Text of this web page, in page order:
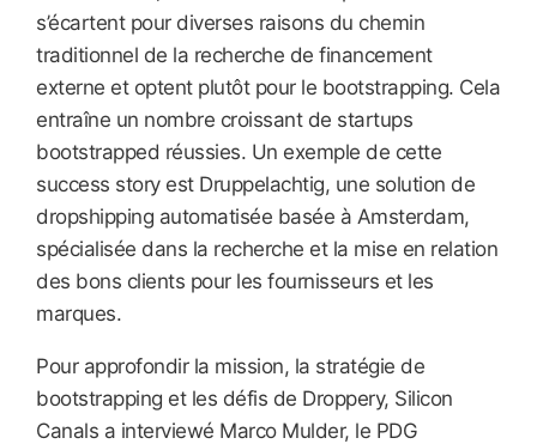
s’écartent pour diverses raisons du chemin
traditionnel de la recherche de financement
externe et optent plutôt pour le bootstrapping. Cela
entraîne un nombre croissant de startups
bootstrapped réussies. Un exemple de cette
success story est Druppelachtig, une solution de
dropshipping automatisée basée à Amsterdam,
spécialisée dans la recherche et la mise en relation
des bons clients pour les fournisseurs et les
marques.
Pour approfondir la mission, la stratégie de
bootstrapping et les défis de Droppery, Silicon
Canals a interviewé Marco Mulder, le PDG